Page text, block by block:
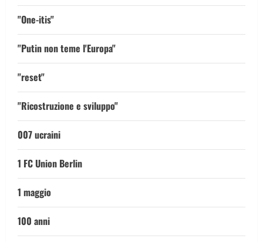
"One-itis"
"Putin non teme l'Europa"
"reset"
"Ricostruzione e sviluppo"
007 ucraini
1 FC Union Berlin
1 maggio
100 anni